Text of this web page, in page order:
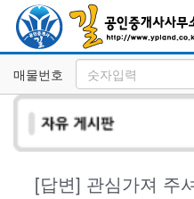
매물번호
[답변] 관심가져 주